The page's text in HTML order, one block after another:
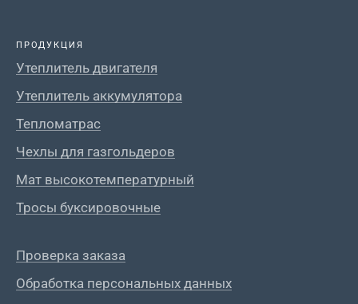
ПРОДУКЦИЯ
Утеплитель двигателя
Утеплитель аккумулятора
Тепломатрас
Чехлы для газгольдеров
Мат высокотемпературный
Тросы буксировочные
Проверка заказа
Обработка персональных данных